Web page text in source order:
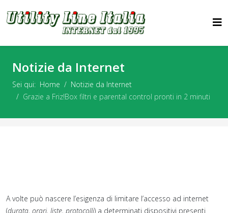
Notizie da Internet
Sei qui: Home
Notizie da Internet
Grazie a Friz!Box filtri e parental control pronti in 2 minuti
A volte può nascere l’esigenza di limitare l’accesso ad internet
(durata, orari, liste, protocolli) a determinati dispositivi presenti